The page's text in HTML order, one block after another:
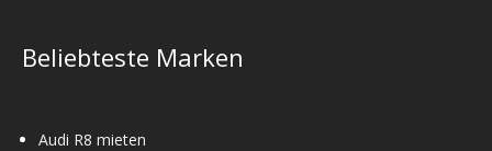
Beliebteste Marken
Audi R8 mieten